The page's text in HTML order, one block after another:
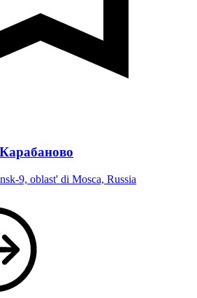
9, oblast' di Mosca, Russia